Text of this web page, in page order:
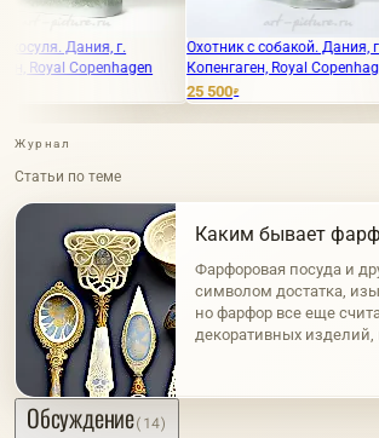
Охотник с собакой. Дания, г.
Копенгаген, Royal Copenhagen
Журнал
Статьи по теме
Каким бывает
Фарфоровая посуда и
символом достатка,
но фарфор все еще
декоративных изделий,
Обсуждение(14)